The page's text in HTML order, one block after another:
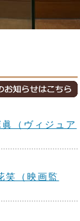
（ヴィジュア
笑（映画監